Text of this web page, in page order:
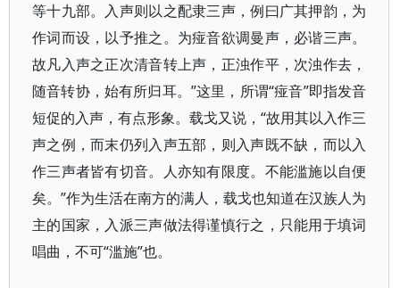
等十九部。入声则以之配隶三声，例曰广其押韵，为
作词而设，以予推之。为痖音欲调曼声，必谐三声。
故凡入声之正次清音转上声，正浊作平，次浊作去，
随音转协，始有所归耳。”这里，所谓“痖音”即指发音
短促的入声，有点形象。载戈又说，“故用其以入作三
声之例，而末仍列入声五部，则入声既不缺，而以入
作三声者皆有切音。人亦知有限度。不能滥施以自便
矣。”作为生活在南方的满人，载戈也知道在汉族人为
主的国家，入派三声做法得谨慎行之，只能用于填词
唱曲，不可“滥施”也。